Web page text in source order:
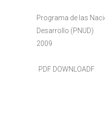
Programa de las
Desarrollo (PNUD)
2009
PDF DOWNLOADF